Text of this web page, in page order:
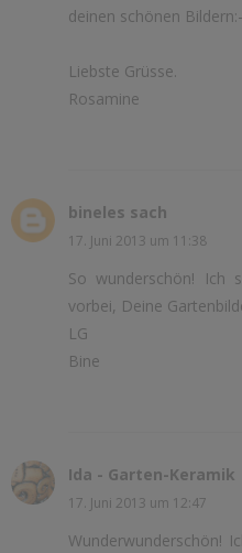
deinen schönen
Liebste Grüsse.
Rosamine
bineles sach
17. Juni 2013 um 11:38
So wunderschön! Ich
vorbei, Deine
LG
Bine
Ida - Garten-Keramik
17. Juni 2013 um 12:47
Wunderwunderschön!